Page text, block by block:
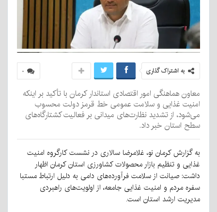
۰ به اشتراک گذاری
معاون هماهنگی امور اقتصادی استاندار کرمان با تأکید بر اینکه
امنیت غذایی و سلامت عمومی خط قرمز دولت محسوب
می‌شود، از تشدید نظارت‌های میدانی بر فعالیت کشتارگاه‌های
سطح استان خبر داد.
به گزارش کرمان نو، غلامرضا سالاری در نشست کارگروه امنیت
غذایی و تنظیم بازار محصولات کشاورزی استان کرمان اظهار
داشت: صیانت از سلامت فرآورده‌های دامی به دلیل ارتباط مستبا
سفره مردم و امنیت غذایی جامعه، از اولویت‌های راهبردی
مدیریت ارشد استان است.